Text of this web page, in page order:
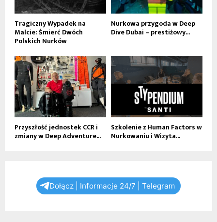
Tragiczny Wypadek na
Malcie: Śmierć Dwóch
Polskich Nurków
Nurkowa przygoda w Deep
Dive Dubai – prestiżowy...
Przyszłość jednostek CCR i
zmiany w Deep Adventure...
Szkolenie z Human Factors w
Nurkowaniu i Wizyta...
Dołącz | Informacje 24/7 | Telegram